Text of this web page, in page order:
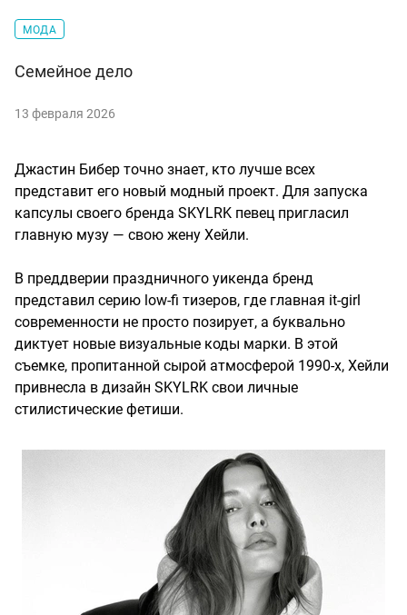
МОДА
Семейное дело
13 февраля 2026
Джастин Бибер точно знает, кто лучше всех
представит его новый модный проект. Для запуска
капсулы своего бренда SKYLRK певец пригласил
главную музу — свою жену Хейли.
В преддверии праздничного уикенда бренд
представил серию low-fi тизеров, где главная it-girl
современности не просто позирует, а буквально
диктует новые визуальные коды марки. В этой
съемке, пропитанной сырой атмосферой 1990-х, Хейли
привнесла в дизайн SKYLRK свои личные
стилистические фетиши.